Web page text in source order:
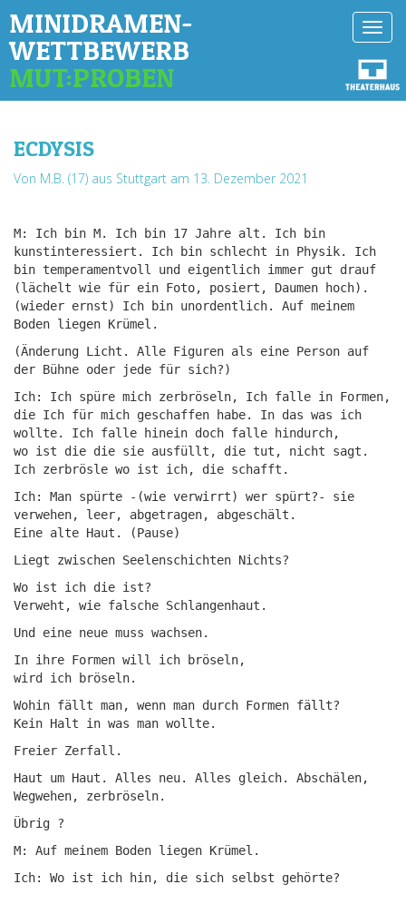
MINIDRAMEN-
WETTBEWERB
MUT:PROBEN
ECDYSIS
Von M.B. (17) aus Stuttgart am 13. Dezember 2021
M: Ich bin M. Ich bin 17 Jahre alt. Ich bin
kunstinteressiert. Ich bin schlecht in Physik. Ich
bin temperamentvoll und eigentlich immer gut drauf
(lächelt wie für ein Foto, posiert, Daumen hoch).
(wieder ernst) Ich bin unordentlich. Auf meinem
Boden liegen Krümel.
(Änderung Licht. Alle Figuren als eine Person auf
der Bühne oder jede für sich?)
Ich: Ich spüre mich zerbröseln, Ich falle in Formen,
die Ich für mich geschaffen habe. In das was ich
wollte. Ich falle hinein doch falle hindurch,
wo ist die die sie ausfüllt, die tut, nicht sagt.
Ich zerbrösle wo ist ich, die schafft.
Ich: Man spürte -(wie verwirrt) wer spürt?- sie
verwehen, leer, abgetragen, abgeschält.
Eine alte Haut. (Pause)
Liegt zwischen Seelenschichten Nichts?
Wo ist ich die ist?
Verweht, wie falsche Schlangenhaut.
Und eine neue muss wachsen.
In ihre Formen will ich bröseln,
wird ich bröseln.
Wohin fällt man, wenn man durch Formen fällt?
Kein Halt in was man wollte.
Freier Zerfall.
Haut um Haut. Alles neu. Alles gleich. Abschälen,
Wegwehen, zerbröseln.
Übrig ?
M: Auf meinem Boden liegen Krümel.
Ich: Wo ist ich hin, die sich selbst gehörte?